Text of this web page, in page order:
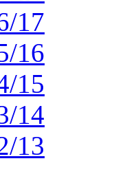
17
16
15
14
13